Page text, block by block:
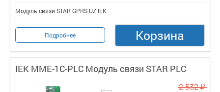
Модуль связи STAR GPRS UZ IEK
Подробнее Корзина
IEK MME-1C-PLC Модуль связи STAR PLC
2 532у